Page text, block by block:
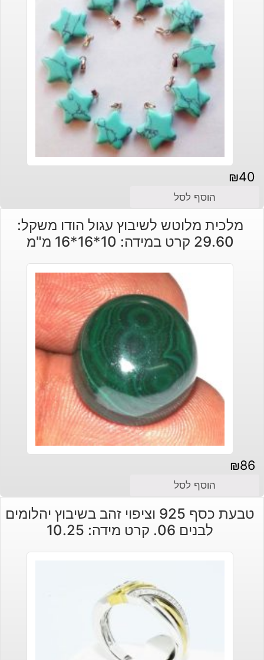
₪40
הוסף לסל
מלכית מלוטש לשיבוץ עגול הודו משקל:
29.60 קרט במידה: 10*16*16 מ"מ
₪86
הוסף לסל
טבעת כסף 925 וציפוי זהב בשיבוץ יהלומים
לבנים 06. קרט מידה: 10.25